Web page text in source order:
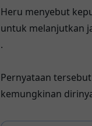
Heru menyebut
untuk melanjutkan
.
Pernyataan
kemungkinan